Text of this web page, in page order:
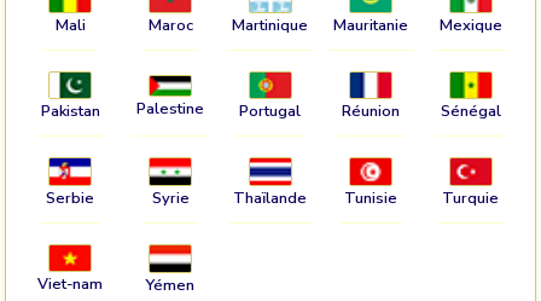
Mali Maroc Martinique Mauritanie Mexique
Pakistan Palestine Portugal Réunion Sénégal
Serbie Syrie Thaïlande Tunisie Turquie
Viet-nam Yémen